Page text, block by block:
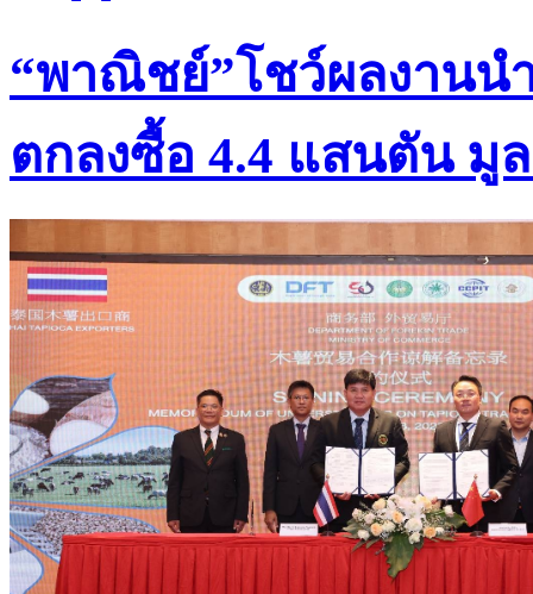
​“พาณิชย์”โชว์ผลงานน
ตกลงซื้อ 4.4 แสนตัน มู